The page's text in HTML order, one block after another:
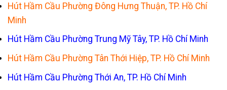
Hút Hầm Cầu Phường Đông Hưng Thuận, TP. Hồ Chí
Minh
Hút Hầm Cầu Phường Trung Mỹ Tây, TP. Hồ Chí Minh
Hút Hầm Cầu Phường Tân Thới Hiệp, TP. Hồ Chí Minh
Hút Hầm Cầu Phường Thới An, TP. Hồ Chí Minh